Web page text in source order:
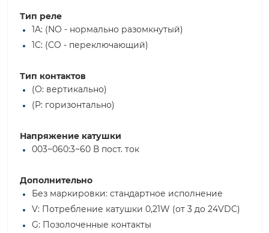
Тип реле
1A: (NO - нормально разомкнутый)
1C: (CO - переключающий)
Тип контактов
(O: вертикально)
(P: горизонтально)
Напряжение катушки
003~060:3~60 В пост. ток
Дополнительно
Без маркировки: стандартное исполнение
V: Потребление катушки 0,21W (от 3 до 24VDC)
G: Позолоченные контакты